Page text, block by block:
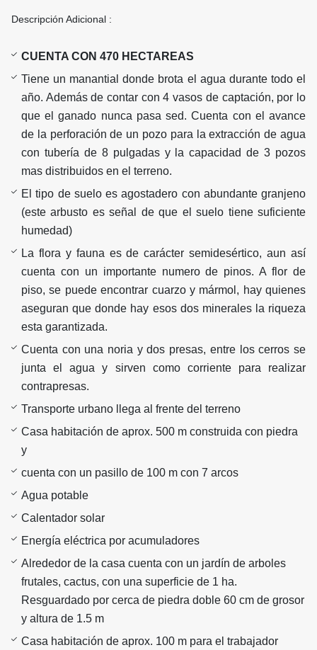
Descripción Adicional :
CUENTA CON 470 HECTAREAS
Tiene un manantial donde brota el agua durante todo el
año. Además de contar con 4 vasos de captación, por lo
que el ganado nunca pasa sed. Cuenta con el avance
de la perforación de un pozo para la extracción de agua
con tubería de 8 pulgadas y la capacidad de 3 pozos
mas distribuidos en el terreno.
El tipo de suelo es agostadero con abundante granjeno
(este arbusto es señal de que el suelo tiene suficiente
humedad)
La flora y fauna es de carácter semidesértico, aun así
cuenta con un importante numero de pinos. A flor de
piso, se puede encontrar cuarzo y mármol, hay quienes
aseguran que donde hay esos dos minerales la riqueza
esta garantizada.
Cuenta con una noria y dos presas, entre los cerros se
junta el agua y sirven como corriente para realizar
contrapresas.
Transporte urbano llega al frente del terreno
Casa habitación de aprox. 500 m construida con piedra
y
cuenta con un pasillo de 100 m con 7 arcos
Agua potable
Calentador solar
Energía eléctrica por acumuladores
Alrededor de la casa cuenta con un jardín de arboles
frutales, cactus, con una superficie de 1 ha.
Resguardado por cerca de piedra doble 60 cm de grosor
y altura de 1.5 m
Casa habitación de aprox. 100 m para el trabajador